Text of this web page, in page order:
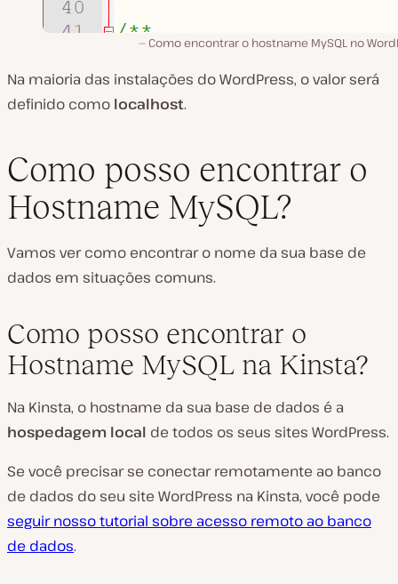
Como encontrar o hostname MySQL no
Na maioria das instalações do WordPress, o valor será
definido como localhost.
Como posso encontrar o
Hostname MySQL?
Vamos ver como encontrar o nome da sua base de
dados em situações comuns.
Como posso encontrar o
Hostname MySQL na Kinsta?
Na Kinsta, o hostname da sua base de dados é a
hospedagem local de todos os seus sites WordPress.
Se você precisar se conectar remotamente ao banco
de dados do seu site WordPress na Kinsta, você pode
seguir nosso tutorial sobre acesso remoto ao banco
de dados.